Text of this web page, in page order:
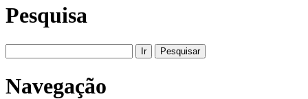
Pesquisa
Navegação